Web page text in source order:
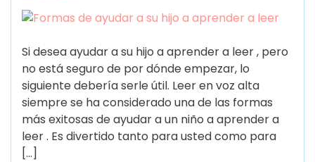
Si desea ayudar a su hijo a aprender a leer , pero
no está seguro de por dónde empezar, lo
siguiente debería serle útil. Leer en voz alta
siempre se ha considerado una de las formas
más exitosas de ayudar a un niño a aprender a
leer . Es divertido tanto para usted como para
[…]